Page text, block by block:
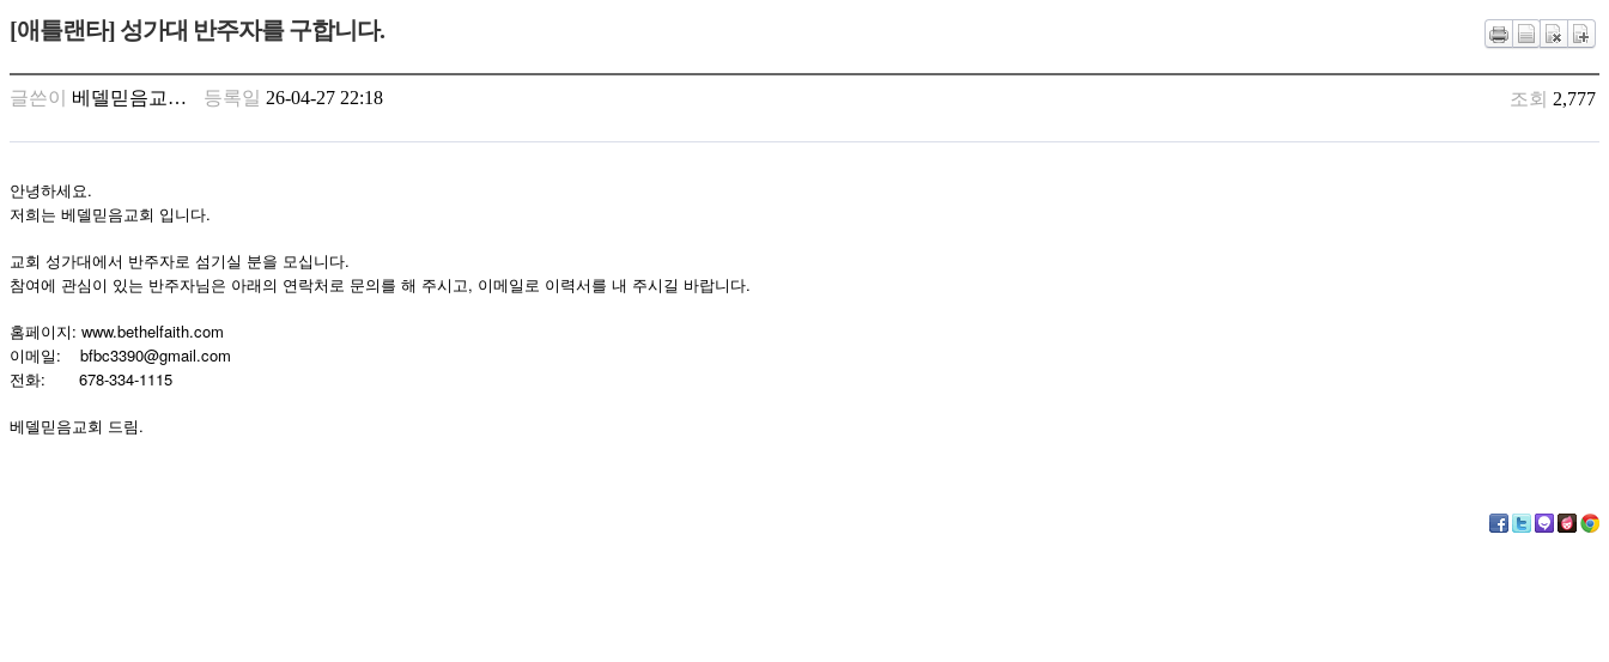
만
찾
기
링
크
키
넷
소
minky
합
출
[애틀랜타] 성가대 반주자를 구합니다.
글쓴이 베델믿음교… 등록일 26-04-27 22:18 조회 2,777
안녕하세요.
저희는 베델믿음교회 입니다.
교회 성가대에서 반주자로 섬기실 분을 모십니다.
참여에 관심이 있는 반주자님은 아래의 연락처로 문의를 해 주시고, 이메일로 이력서를 내 주시길 바랍니다.
홈페이지: www.bethelfaith.com
이메일: bfbc3390@gmail.com
전화: 678-334-1115
베델믿음교회 드림 .